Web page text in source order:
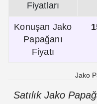
Fiyatları
Konuşan Jako
Papağanı
Fiyatı
Jako
Satılık Jako